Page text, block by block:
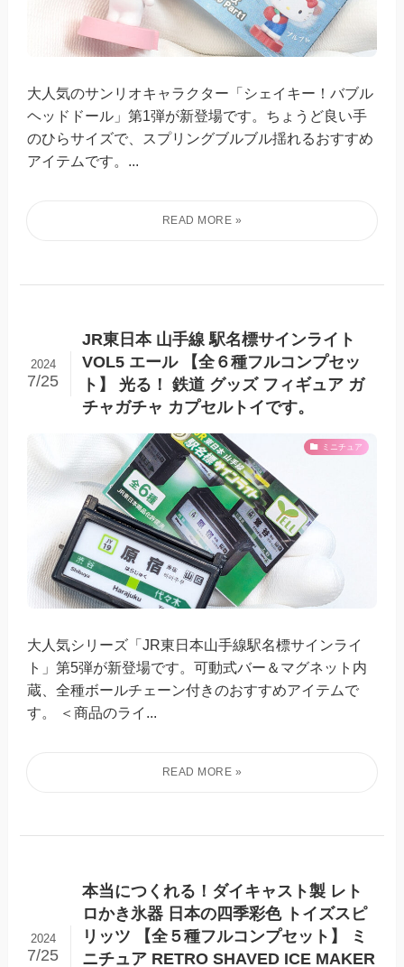
大人気のサンリオキャラクター「シェイキー！バブル
ヘッドドール」第1弾が新登場です。ちょうど良い手
のひらサイズで、スプリングブルブル揺れるおすすめ
アイテムです。...
JR東日本 山手線 駅名標サインライト
VOL5 エール 【全６種フルコンプセッ
ト】 光る！ 鉄道 グッズ フィギュア ガ
チャガチャ カプセルトイです。
2024
7/25
ミニチュア
大人気シリーズ「JR東日本山手線駅名標サインライ
ト」第5弾が新登場です。可動式バー＆マグネット内
蔵、全種ボールチェーン付きのおすすめアイテムで
す。 ＜商品のライ...
本当につくれる！ダイキャスト製 レト
ロかき氷器 日本の四季彩色 トイズスピ
リッツ 【全５種フルコンプセット】 ミ
ニチュア RETRO SHAVED ICE MAKER
2024
7/25